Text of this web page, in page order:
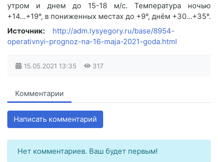
утром и днем до 15-18 м/с. Температура ночью
+14...+19°, в пониженных местах до +9°, днём +30...+35°.
Источник:
http://adm.lysyegory.ru/base/8954-
operativnyi-prognoz-na-16-maja-2021-goda.html
15.05.2021 13:35 317
Комментарии
Написать комментарий
Нет комментариев. Ваш будет первым!